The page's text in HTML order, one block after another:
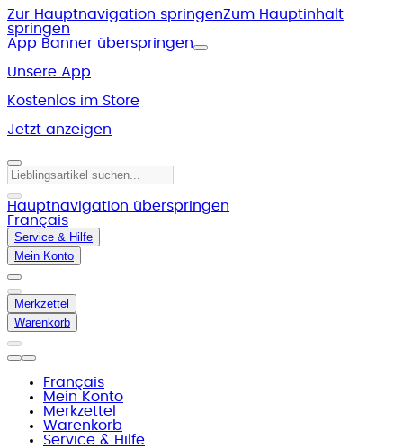
Zur Hauptnavigation springenZum Hauptinhalt
springen
App Banner überspringen
Unsere App
Kostenlos im Store
Jetzt anzeigen
Hauptnavigation überspringen
Français
Service & Hilfe
Mein Konto
Merkzettel
Warenkorb
Français
Mein Konto
Merkzettel
Warenkorb
Service & Hilfe